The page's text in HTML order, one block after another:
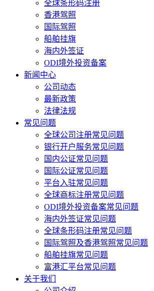
全球条形码注册
香港驾照
国际驾照
船舶挂旗
海内外签证
ODI境外投资备案
新闻中心
公司动态
最新政策
法律法规
常见问题
全球公司注册常见问题
银行开户服务常见问题
国内公证常见问题
国际公证常见问题
平台入驻常见问题
全球商标注册常见问题
ODI境外投资备案常见问题
海内外签证常见问题
全球条形码注册常见问题
国际驾照及香港驾照常见问题
船舶挂旗常见问题
富港汇平台常见问题
关于我们